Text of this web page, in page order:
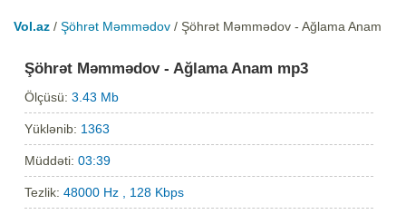
Vol.az / Şöhrət Məmmədov / Şöhrət Məmmədov - Ağlama Anam
Şöhrət Məmmədov - Ağlama Anam mp3
Ölçüsü:3.43 Mb
Yüklənib: 1363
Müddəti:03:39
Tezlik:48000 Hz , 128 Kbps